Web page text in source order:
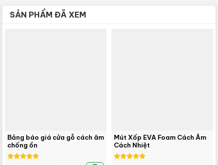
SẢN PHẨM ĐÃ XEM
Bảng báo giá cửa gỗ cách âm
chống ồn
Mút Xốp EVA Foam Cách Âm
Cách Nhiệt